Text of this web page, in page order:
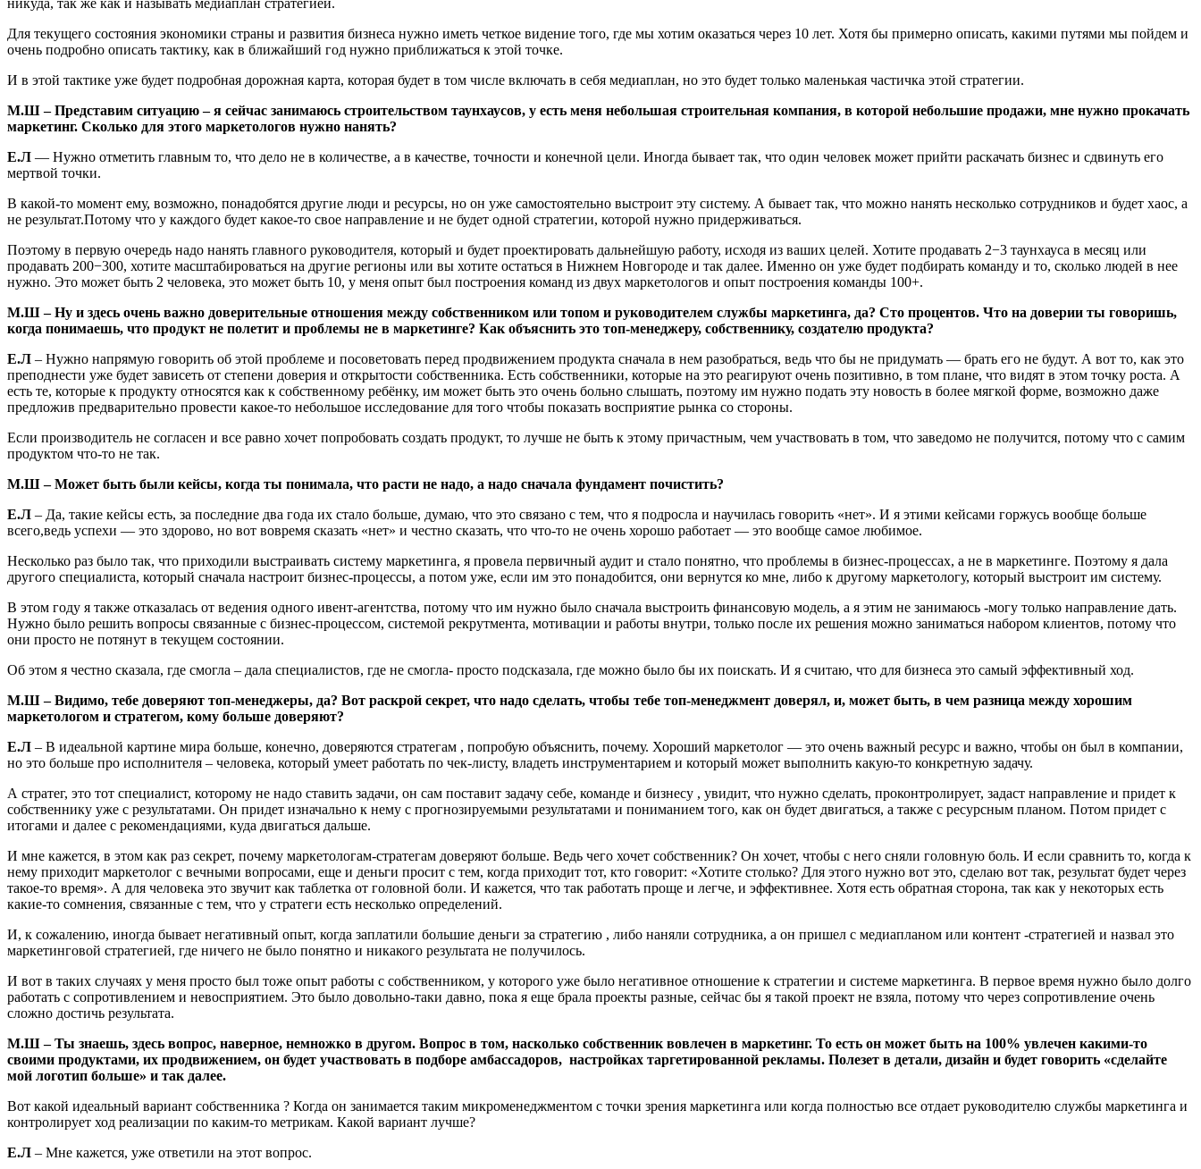
никуда, так же как и называть медиаплан стратегией.
Для текущего состояния экономики страны и развития бизнеса нужно иметь четкое видение того, где мы хотим оказаться через 10 лет. Хотя бы примерно описать, какими путями мы пойдем и
очень подробно описать тактику, как в ближайший год нужно приближаться к этой точке.
И в этой тактике уже будет подробная дорожная карта, которая будет в том числе включать в себя медиаплан, но это будет только маленькая частичка этой стратегии.
М.Ш – Представим ситуацию – я сейчас занимаюсь строительством таунхаусов, у есть меня небольшая строительная компания, в которой небольшие продажи, мне нужно прокачать
маркетинг. Сколько для этого маркетологов нужно нанять?
Е.Л — Нужно отметить главным то, что дело не в количестве, а в качестве, точности и конечной цели. Иногда бывает так, что один человек может прийти раскачать бизнес и сдвинуть его
мертвой точки.
В какой-то момент ему, возможно, понадобятся другие люди и ресурсы, но он уже самостоятельно выстроит эту систему. А бывает так, что можно нанять несколько сотрудников и будет хаос, а
не результат.Потому что у каждого будет какое-то свое направление и не будет одной стратегии, которой нужно придерживаться.
Поэтому в первую очередь надо нанять главного руководителя, который и будет проектировать дальнейшую работу, исходя из ваших целей. Хотите продавать 2−3 таунхауса в месяц или
продавать 200−300, хотите масштабироваться на другие регионы или вы хотите остаться в Нижнем Новгороде и так далее. Именно он уже будет подбирать команду и то, сколько людей в нее
нужно. Это может быть 2 человека, это может быть 10, у меня опыт был построения команд из двух маркетологов и опыт построения команды 100+.
М.Ш – Ну и здесь очень важно доверительные отношения между собственником или топом и руководителем службы маркетинга, да? Сто процентов. Что на доверии ты говоришь,
когда понимаешь, что продукт не полетит и проблемы не в маркетинге? Как объяснить это топ-менеджеру, собственнику, создателю продукта?
Е.Л – Нужно напрямую говорить об этой проблеме и посоветовать перед продвижением продукта сначала в нем разобраться, ведь что бы не придумать — брать его не будут. А вот то, как это
преподнести уже будет зависеть от степени доверия и открытости собственника. Есть собственники, которые на это реагируют очень позитивно, в том плане, что видят в этом точку роста. А
есть те, которые к продукту относятся как к собственному ребёнку, им может быть это очень больно слышать, поэтому им нужно подать эту новость в более мягкой форме, возможно даже
предложив предварительно провести какое-то небольшое исследование для того чтобы показать восприятие рынка со стороны.
Если производитель не согласен и все равно хочет попробовать создать продукт, то лучше не быть к этому причастным, чем участвовать в том, что заведомо не получится, потому что с самим
продуктом что-то не так.
М.Ш – Может быть были кейсы, когда ты понимала, что расти не надо, а надо сначала фундамент почистить?
Е.Л – Да, такие кейсы есть, за последние два года их стало больше, думаю, что это связано с тем, что я подросла и научилась говорить «нет». И я этими кейсами горжусь вообще больше
всего,ведь успехи — это здорово, но вот вовремя сказать «нет» и честно сказать, что что-то не очень хорошо работает — это вообще самое любимое.
Несколько раз было так, что приходили выстраивать систему маркетинга, я провела первичный аудит и стало понятно, что проблемы в бизнес-процессах, а не в маркетинге. Поэтому я дала
другого специалиста, который сначала настроит бизнес-процессы, а потом уже, если им это понадобится, они вернутся ко мне, либо к другому маркетологу, который выстроит им систему.
В этом году я также отказалась от ведения одного ивент-агентства, потому что им нужно было сначала выстроить финансовую модель, а я этим не занимаюсь -могу только направление дать.
Нужно было решить вопросы связанные с бизнес-процессом, системой рекрутмента, мотивации и работы внутри, только после их решения можно заниматься набором клиентов, потому что
они просто не потянут в текущем состоянии.
Об этом я честно сказала, где смогла – дала специалистов, где не смогла- просто подсказала, где можно было бы их поискать. И я считаю, что для бизнеса это самый эффективный ход.
М.Ш – Видимо, тебе доверяют топ-менеджеры, да? Вот раскрой секрет, что надо сделать, чтобы тебе топ-менеджмент доверял, и, может быть, в чем разница между хорошим
маркетологом и стратегом, кому больше доверяют?
Е.Л – В идеальной картине мира больше, конечно, доверяются стратегам , попробую объяснить, почему. Хороший маркетолог — это очень важный ресурс и важно, чтобы он был в компании,
но это больше про исполнителя – человека, который умеет работать по чек-листу, владеть инструментарием и который может выполнить какую-то конкретную задачу.
А стратег, это тот специалист, которому не надо ставить задачи, он сам поставит задачу себе, команде и бизнесу , увидит, что нужно сделать, проконтролирует, задаст направление и придет к
собственнику уже с результатами. Он придет изначально к нему с прогнозируемыми результатами и пониманием того, как он будет двигаться, а также с ресурсным планом. Потом придет с
итогами и далее с рекомендациями, куда двигаться дальше.
И мне кажется, в этом как раз секрет, почему маркетологам-стратегам доверяют больше. Ведь чего хочет собственник? Он хочет, чтобы с него сняли головную боль. И если сравнить то, когда к
нему приходит маркетолог с вечными вопросами, еще и деньги просит с тем, когда приходит тот, кто говорит: «Хотите столько? Для этого нужно вот это, сделаю вот так, результат будет через
такое-то время». А для человека это звучит как таблетка от головной боли. И кажется, что так работать проще и легче, и эффективнее. Хотя есть обратная сторона, так как у некоторых есть
какие-то сомнения, связанные с тем, что у стратеги есть несколько определений.
И, к сожалению, иногда бывает негативный опыт, когда заплатили большие деньги за стратегию , либо наняли сотрудника, а он пришел с медиапланом или контент -стратегией и назвал это
маркетинговой стратегией, где ничего не было понятно и никакого результата не получилось.
И вот в таких случаях у меня просто был тоже опыт работы с собственником, у которого уже было негативное отношение к стратегии и системе маркетинга. В первое время нужно было долго
работать с сопротивлением и невосприятием. Это было довольно-таки давно, пока я еще брала проекты разные, сейчас бы я такой проект не взяла, потому что через сопротивление очень
сложно достичь результата.
М.Ш – Ты знаешь, здесь вопрос, наверное, немножко в другом. Вопрос в том, насколько собственник вовлечен в маркетинг. То есть он может быть на 100% увлечен какими-то
своими продуктами, их продвижением, он будет участвовать в подборе амбассадоров, настройках таргетированной рекламы. Полезет в детали, дизайн и будет говорить «сделайте
мой логотип больше» и так далее.
Вот какой идеальный вариант собственника ? Когда он занимается таким микроменеджментом с точки зрения маркетинга или когда полностью все отдает руководителю службы маркетинга и
контролирует ход реализации по каким-то метрикам. Какой вариант лучше?
Е.Л – Мне кажется, уже ответили на этот вопрос.